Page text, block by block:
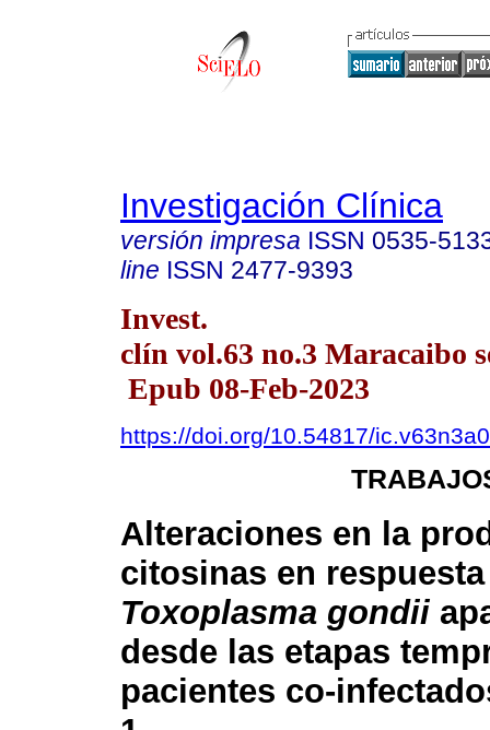
Investigación Clínica
versión impresa ISSN 0535-
line ISSN 2477-9393
Invest.
clín vol.63 no.3 Maracaibo
Epub 08-Feb-2023
https://doi.org/10.54817/
Alteraciones en la
citosinas en
Toxoplasma gondii
desde las etapas
pacientes co-